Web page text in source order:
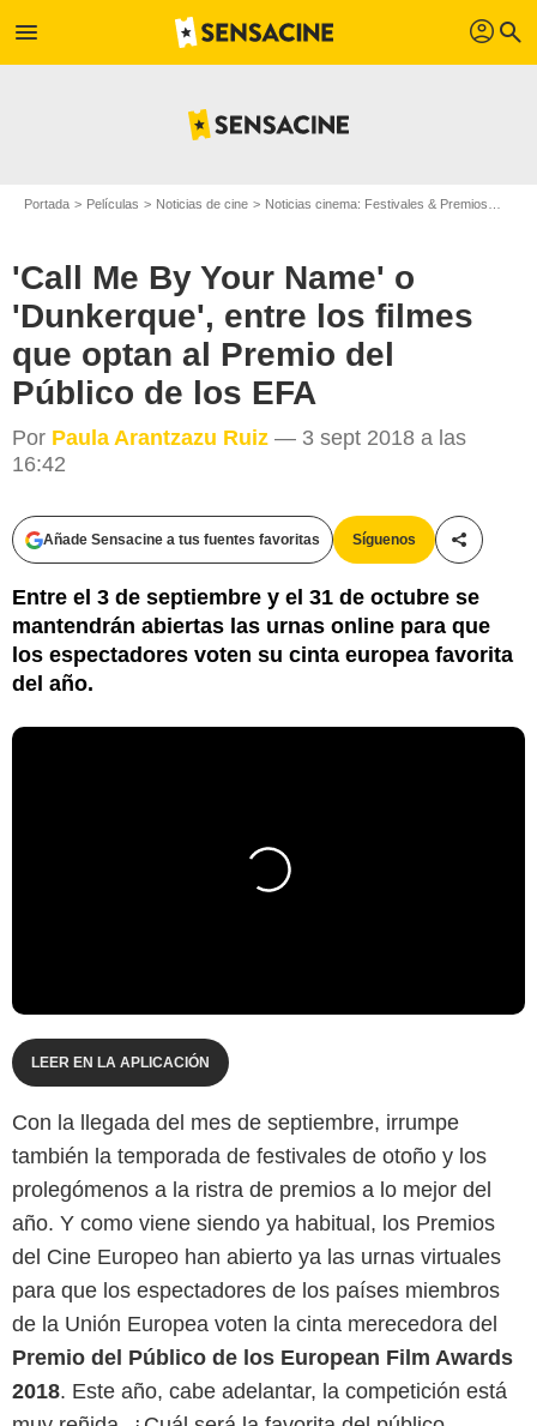
menu profil search
Portada Películas Noticias de cine Noticias cinema: Festivales & Premios
'Call Me By Your Name' o
'Dunkerque', entre los filmes
que optan al Premio del
Público de los EFA
Por Paula Arantzazu Ruiz — 3 sept 2018 a las
16:42
Añade Sensacine a tus fuentes favoritas Síguenos
Entre el 3 de septiembre y el 31 de octubre se
mantendrán abiertas las urnas online para que
los espectadores voten su cinta europea favorita
del año.
LEER EN LA APLICACIÓN
Con la llegada del mes de septiembre, irrumpe
también la temporada de festivales de otoño y los
prolegómenos a la ristra de premios a lo mejor del
año. Y como viene siendo ya habitual, los Premios
del Cine Europeo han abierto ya las urnas virtuales
para que los espectadores de los países miembros
de la Unión Europea voten la cinta merecedora del
Premio del Público de los European Film Awards
2018. Este año, cabe adelantar, la competición está